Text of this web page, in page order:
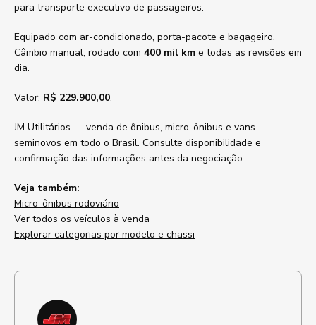
para transporte executivo de passageiros.
Equipado com ar-condicionado, porta-pacote e bagageiro.
Câmbio manual, rodado com 400 mil km e todas as revisões em
dia.
Valor: R$ 229.900,00.
JM Utilitários — venda de ônibus, micro-ônibus e vans
seminovos em todo o Brasil. Consulte disponibilidade e
confirmação das informações antes da negociação.
Veja também:
Micro-ônibus rodoviário
Ver todos os veículos à venda
Explorar categorias por modelo e chassi